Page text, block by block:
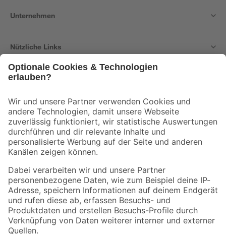
Unternehmen
Nützliche Links
Der toom Newsletter: Keine Angebote und Aktionen mehr verpassen!
Zur Newsletter Anmeldung
Folge uns
Zahlungsarten Versandarten